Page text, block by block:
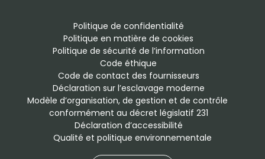
Politique de confidentialité
Politique en matière de cookies
Politique de sécurité de l’information
Code éthique
Code de contact des fournisseurs
Déclaration sur l’esclavage moderne
Modèle d’organisation, de gestion et de contrôle
conformément au décret législatif 231
Déclaration d’accessibilité
Qualité et politique environnementale